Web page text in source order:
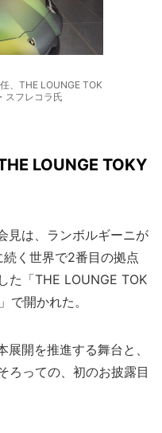
、THE LOUNGE TOK
スフレコラ氏
LOUNGE TOKY
見は、ランボルギーニが
く世界で2番目の拠点
た「THE LOUNGE TOK
で開かれた。
開を推進する舞台と、
ろっての、初のお披露目